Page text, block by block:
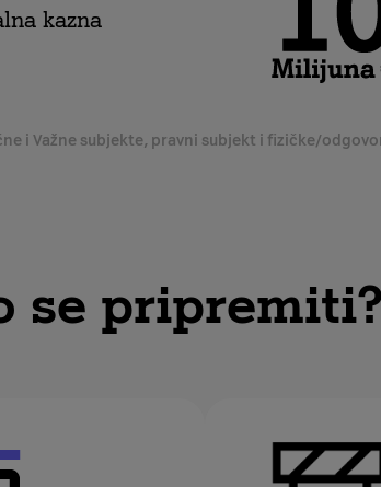
kazna
i Važne subjekte, pravni subjekt i fizičke/
se pripremiti?